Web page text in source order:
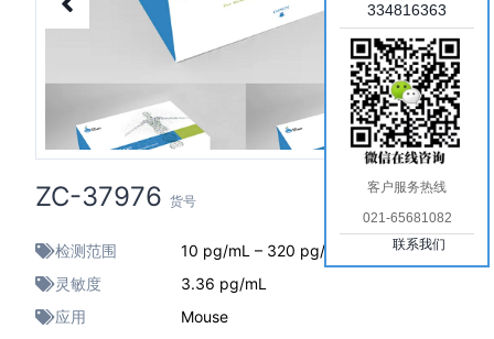
ZC-37976 货号
检测范围
10 pg/mL – 320 pg/mL
灵敏度
3.36 pg/mL
应用
Mouse
334816363
客户服务热线
021-65681082
联系我们